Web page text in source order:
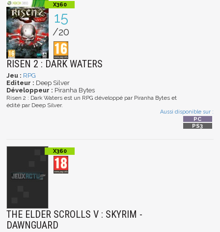
15
/20
RISEN 2 : DARK WATERS
Jeu : RPG
Editeur : Deep Silver
Développeur : Piranha Bytes
Risen 2 : Dark Waters est un RPG développé par Piranha Bytes et
édité par Deep Silver.
Aussi disponible sur :
THE ELDER SCROLLS V : SKYRIM -
DAWNGUARD